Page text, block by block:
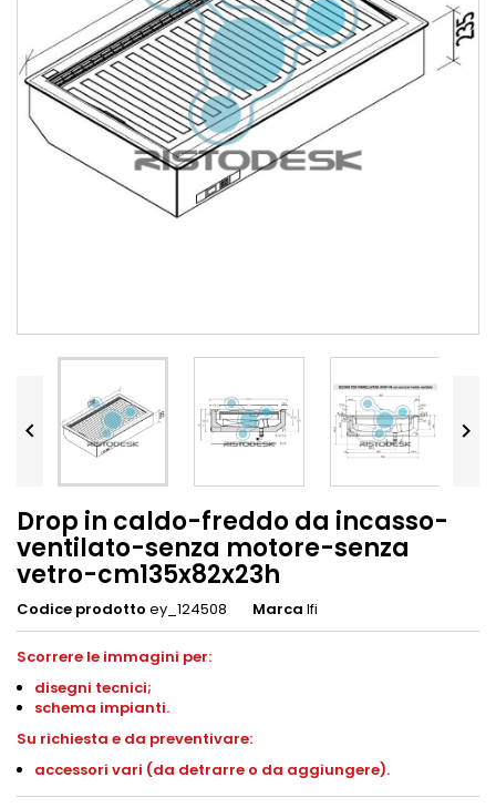
 
Drop in caldo-freddo da incasso-
ventilato-senza motore-senza
vetro-cm135x82x23h
Codice prodotto ey_124508 Marca Ifi
Scorrere le immagini per:
disegni tecnici;
schema impianti.
Su richiesta e da preventivare:
accessori vari (da detrarre o da aggiungere).